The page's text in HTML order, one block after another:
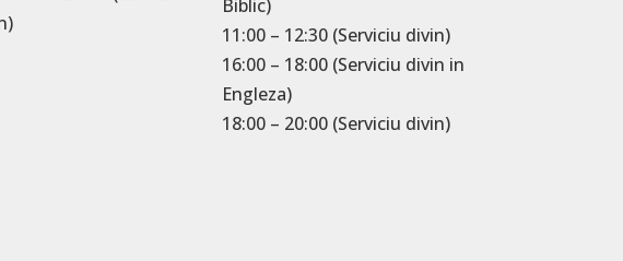
Biblic)
11:00 – 12:30 (Serviciu divin)
16:00 – 18:00 (Serviciu divin in
Engleza)
18:00 – 20:00 (Serviciu divin)